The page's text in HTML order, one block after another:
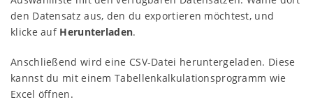
den Datensatz aus, den du exportieren möchtest, und
klicke auf Herunterladen.
Anschließend wird eine CSV-Datei heruntergeladen. Diese
kannst du mit einem Tabellenkalkulationsprogramm wie
Excel öffnen.